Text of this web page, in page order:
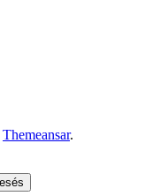
Themeansar.